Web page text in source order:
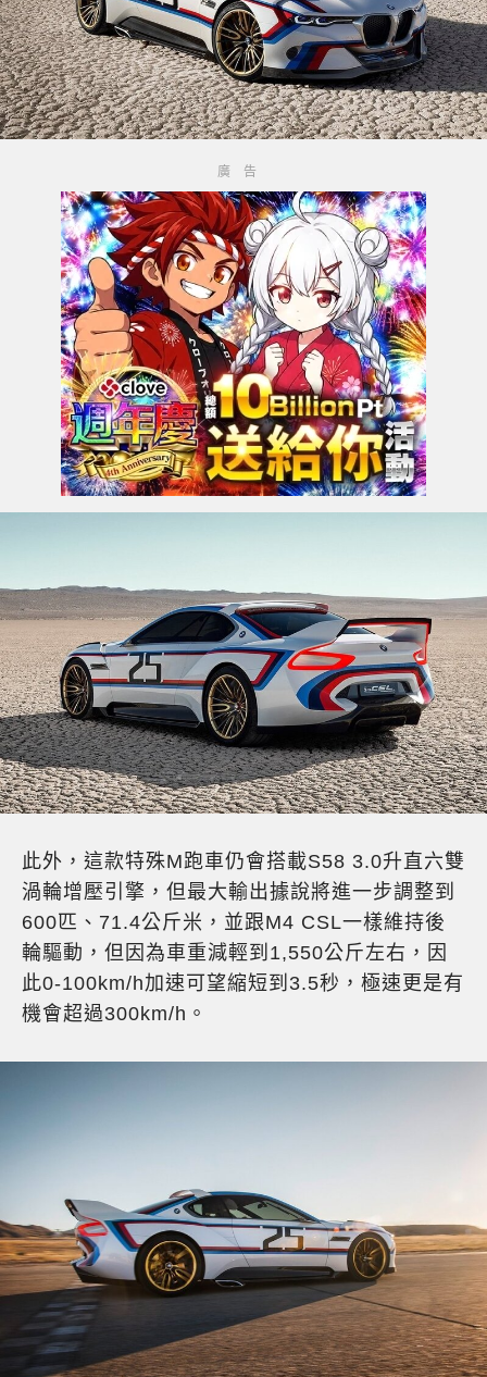
此外，這款特殊M跑車仍會搭載S58 3.0升直六雙
渦輪增壓引擎，但最大輸出據說將進一步調整到
600匹、71.4公斤米，並跟M4 CSL一樣維持後
輪驅動，但因為車重減輕到1,550公斤左右，因
此0-100km/h加速可望縮短到3.5秒，極速更是有
機會超過300km/h。